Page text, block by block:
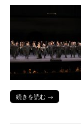
続きを読む →